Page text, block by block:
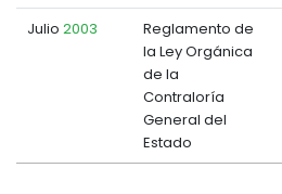
Julio 2003
Reglamento de
la Ley Orgánica
de la
Contraloría
General del
Estado